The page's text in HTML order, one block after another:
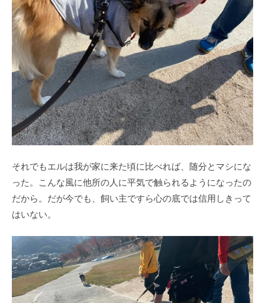
それでもエルは我が家に来た頃に比べれば、随分とマシにな
った。こんな風に他所の人に平気で触られるようになったの
だから。だが今でも、飼い主ですら心の底では信用しきって
はいない。